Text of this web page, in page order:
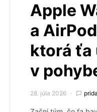
Apple
a
ktorá ťa
v
28. júla 2026